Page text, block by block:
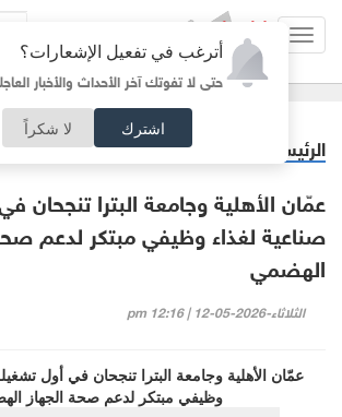
أترغب في تفعيل الإشعارات؟
حتى لا تفوتك آخر الأحداث والأخبار
اشترك لا شكراً
الرئيسية
عمّان الأهلية وجامعة البترا تنجحان
صناعية لغذاء وظيفي مبتكر لدعم
الهضمي
الثلاثاء-2026-05-12 | 12:16 pm